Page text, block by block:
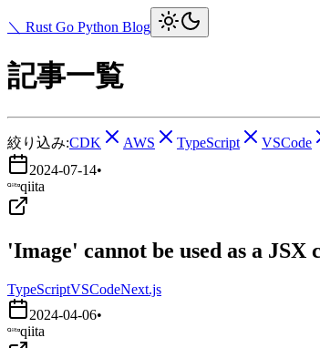
＼ Rust Go Python Blog
記事一覧
絞り込み:CDK AWS TypeScript VSCode
2024-07-14•
qiita
'Image' cannot be used as a
TypeScriptVSCodeNext.js
2024-04-06•
qiita